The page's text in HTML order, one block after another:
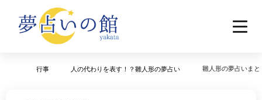
行事 人の代わりを表す！？雛人形の夢占い 雛人形の夢占いまと